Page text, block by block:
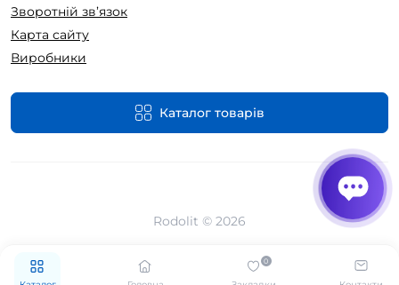
0
Зворотній зв’язок
Карта сайту
Виробники
Каталог товарів
Rodolit © 2026